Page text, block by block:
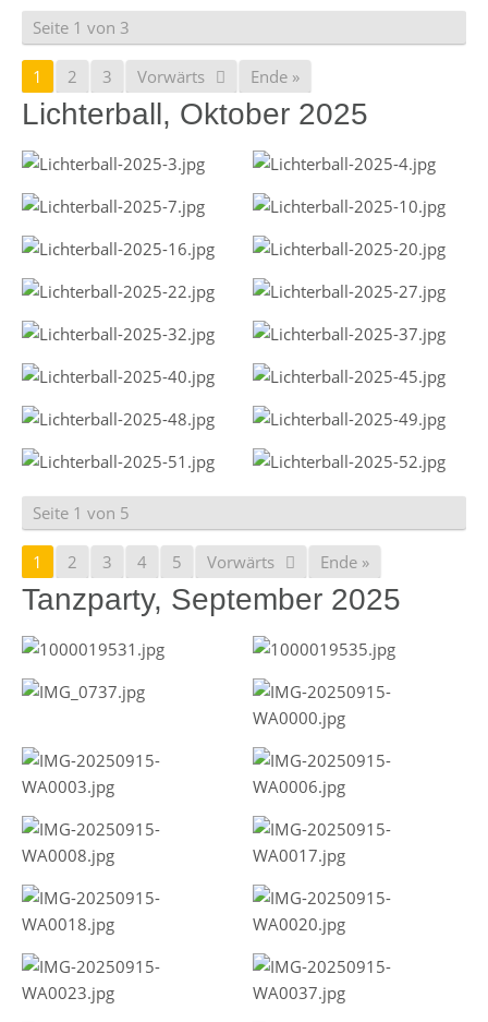
Seite 1 von 3
1 2 3 Vorwärts Ende »
Lichterball, Oktober 2025
Seite 1 von 5
1 2 3 4 5 Vorwärts Ende »
Tanzparty, September 2025